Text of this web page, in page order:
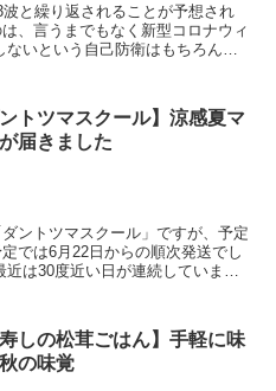
と繰り返されることが予想され
、言うまでもなく新型コロナウィ
いという自己防衛はもちろん、
ントツマスクール】涼感夏マ
届きました
ントツマスクール」ですが、予定
では6月22日からの順次発送でし
は30度近い日が連続していまし
寿しの松茸ごはん】手軽に味
の味覚